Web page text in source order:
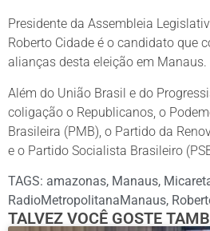
Presidente da Assembleia
Roberto Cidade é o candidato que
alianças desta eleição em Manaus.
Além do União Brasil e do
coligação o Republicanos, o
Brasileira (PMB), o Partido da
e o Partido Socialista Brasileiro
TAGS: amazonas, Manaus,
RadioMetropolitanaManaus,
TALVEZ VOCÊ GOSTE